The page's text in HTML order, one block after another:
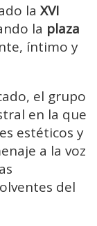
la XVI
la plaza
íntimo y
el grupo
en la que
estéticos y
a la voz
del